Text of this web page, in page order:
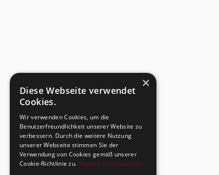
×
Diese Webseite verwendet
Cookies.
Wir verwenden Cookies, um die
Benutzerfreundlichkeit unserer Website zu
verbessern. Durch die weitere Nutzung
unserer Webseite stimmen Sie der
Verwendung von Cookies gemäß unserer
Cookie-Richtlinie zu. Weitere Informationen